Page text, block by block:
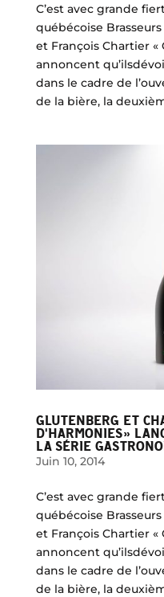
C’est avec grande
québécoise
et François Chartier «
annoncent
dans le cadre de
de la bière, la
GLUTENBERG ET
D'HARMONIES»
LA SÉRIE
Juin 10, 2014
C’est avec grande
québécoise
et François Chartier «
annoncent
dans le cadre de
de la bière, la